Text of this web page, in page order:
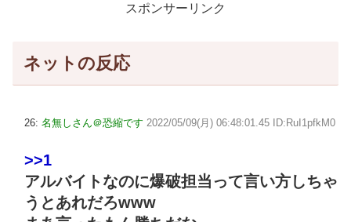
スポンサーリンク
ネットの反応
26: 名無しさん＠恐縮です 2022/05/09(月) 06:48:01.45 ID:RuI1pfkM0
>>1
アルバイトなのに爆破担当って言い方しちゃ
うとあれだろwww